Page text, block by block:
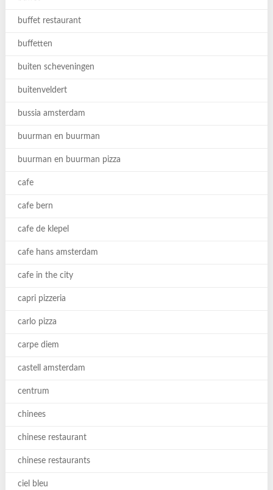
buffet restaurant
buffetten
buiten scheveningen
buitenveldert
bussia amsterdam
buurman en buurman
buurman en buurman pizza
cafe
cafe bern
cafe de klepel
cafe hans amsterdam
cafe in the city
capri pizzeria
carlo pizza
carpe diem
castell amsterdam
centrum
chinees
chinese restaurant
chinese restaurants
ciel bleu